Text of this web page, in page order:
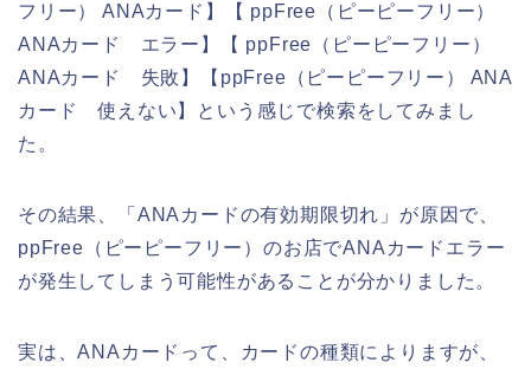
フリー） ANAカード】【 ppFree（ピーピーフリー）
ANAカード エラー】【 ppFree（ピーピーフリー）
ANAカード 失敗】【ppFree（ピーピーフリー） ANA
カード 使えない】という感じで検索をしてみまし
た。
その結果、「ANAカードの有効期限切れ」が原因で、
ppFree（ピーピーフリー）のお店でANAカードエラー
が発生してしまう可能性があることが分かりました。
実は、ANAカードって、カードの種類によりますが、